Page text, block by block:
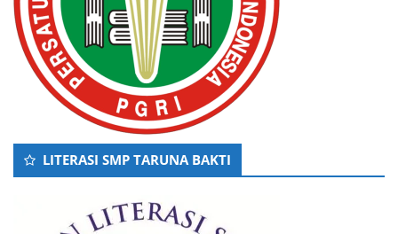
LITERASI SMP TARUNA BAKTI